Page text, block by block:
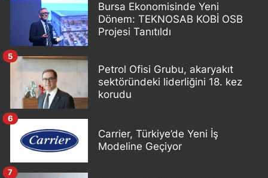
Bursa Ekonomisinde Yeni
Dönem: TEKNOSAB KOBİ OSB
Projesi Tanıtıldı
Petrol Ofisi Grubu, akaryakıt
sektöründeki liderliğini 18. kez
korudu
5
Carrier, Türkiye’de Yeni İş
Modeline Geçiyor
6
7